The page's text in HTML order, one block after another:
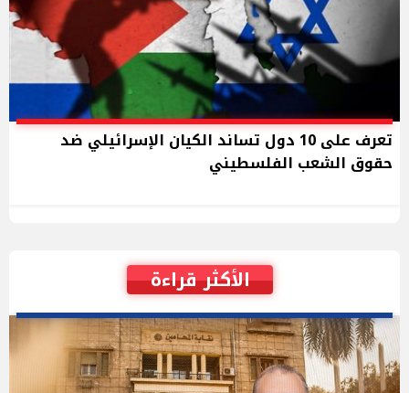
تعرف على 10 دول تساند الكيان الإسرائيلي ضد
حقوق الشعب الفلسطيني
الأكثر قراءة